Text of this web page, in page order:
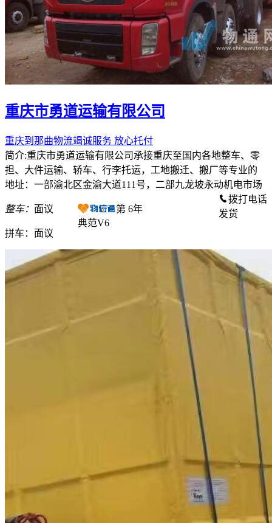
重庆市勇道运输有限公司
重庆到那曲物流竭诚服务 放心托付
简介:重庆市勇道运输有限公司承接重庆至国内各地整车、零
担、大件运输、轿车、行李托运，工地搬迁、搬厂等专业的
地址：一部渝北区金渝大道111号，二部九龙坡永动机电市场
整车： 面议
拼车： 面议
第 6年
典范V6
拨打电话
发货